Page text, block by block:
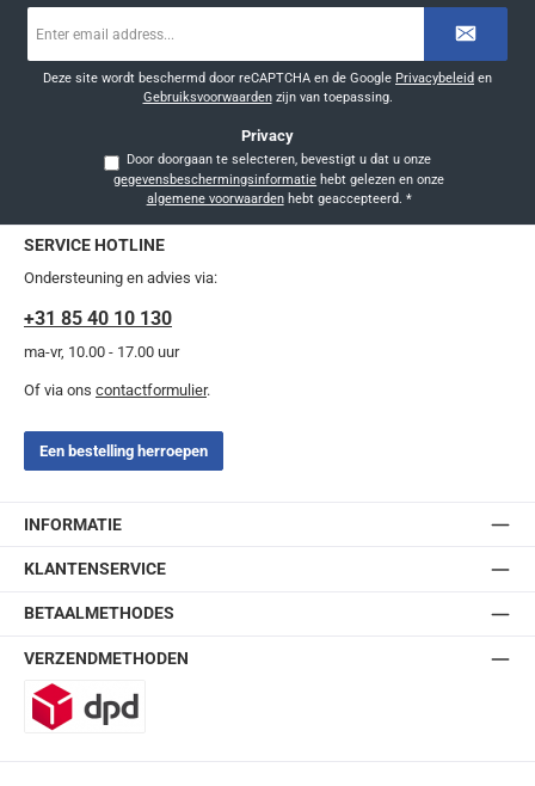
mailadres
Deze site wordt beschermd door reCAPTCHA en de Google Privacybeleid en
Gebruiksvoorwaardenzijn van toepassing.
Privacy
Door doorgaan te selecteren, bevestigt u dat u onze
gegevensbeschermingsinformatie
algemene voorwaardenhebt geaccepteerd. *
SERVICE HOTLINE
Ondersteuning en advies via:
+31 85 40 10 130
ma-vr, 10.00 - 17.00 uur
Of via ons contactformulier.
Een bestelling herroepen
INFORMATIE
KLANTENSERVICE
BETAALMETHODES
VERZENDMETHODEN